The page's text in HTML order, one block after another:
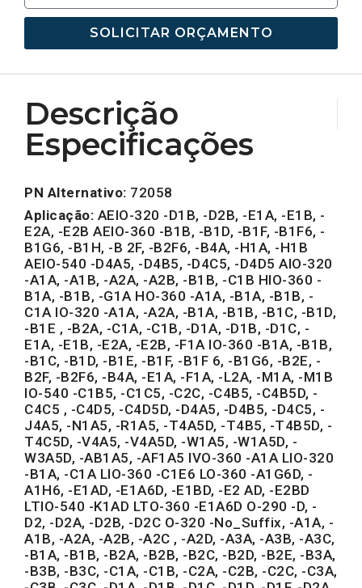
SOLICITAR ORÇAMENTO
Descrição
Especificações
PN Alternativo: 72058
Aplicação: AEIO-320 -D1B, -D2B, -E1A, -E1B, -
E2A, -E2B AEIO-360 -B1B, -B1D, -B1F, -B1F6, -
B1G6, -B1H, -B 2F, -B2F6, -B4A, -H1A, -H1B
AEIO-540 -D4A5, -D4B5, -D4C5, -D4D5 AIO-320
-A1A, -A1B, -A2A, -A2B, -B1B, -C1B HIO-360 -
B1A, -B1B, -G1A HO-360 -A1A, -B1A, -B1B, -
C1A IO-320 -A1A, -A2A, -B1A, -B1B, -B1C, -B1D,
-B1E , -B2A, -C1A, -C1B, -D1A, -D1B, -D1C, -
E1A, -E1B, -E2A, -E2B, -F1A IO-360 -B1A, -B1B,
-B1C, -B1D, -B1E, -B1F, -B1F 6, -B1G6, -B2E, -
B2F, -B2F6, -B4A, -E1A, -F1A, -L2A, -M1A, -M1B
IO-540 -C1B5, -C1C5, -C2C, -C4B5, -C4B5D, -
C4C5 , -C4D5, -C4D5D, -D4A5, -D4B5, -D4C5, -
J4A5, -N1A5, -R1A5, -T4A5D, -T4B5, -T4B5D, -
T4C5D, -V4A5, -V4A5D, -W1A5, -W1A5D, -
W3A5D, -AB1A5, -AF1A5 IVO-360 -A1A LIO-320
-B1A, -C1A LIO-360 -C1E6 LO-360 -A1G6D, -
A1H6, -E1AD, -E1A6D, -E1BD, -E2 AD, -E2BD
LTIO-540 -K1AD LTO-360 -E1A6D O-290 -D, -
D2, -D2A, -D2B, -D2C O-320 -No_Suffix, -A1A, -
A1B, -A2A, -A2B, -A2C , -A2D, -A3A, -A3B, -A3C,
-B1A, -B1B, -B2A, -B2B, -B2C, -B2D, -B2E, -B3A,
-B3B, -B3C, -C1A, -C1B, -C2A, -C2B, -C2C, -C3A,